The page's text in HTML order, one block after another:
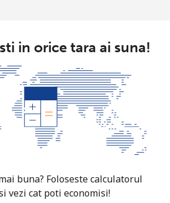
in orice tara ai suna!
buna? Foloseste calculatorul
vezi cat poti economisi!